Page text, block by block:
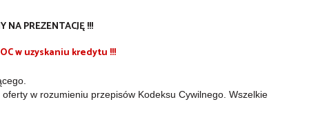
NA PREZENTACJĘ !!!
w uzyskaniu kredytu !!!
w rozumieniu przepisów Kodeksu Cywilnego. Wszelkie